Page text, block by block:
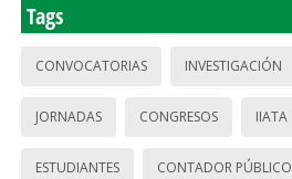
Tags
CONVOCATORIAS INVESTIGACIÓN
JORNADAS CONGRESOS IIATA
ESTUDIANTES CONTADOR PÚBLICO